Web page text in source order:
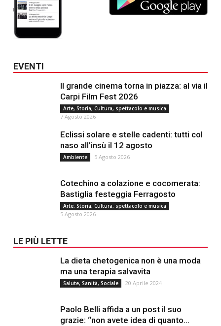
EVENTI
Il grande cinema torna in piazza: al via il
Carpi Film Fest 2026
Arte, Storia, Cultura, spettacolo e musica
7 Agosto 2026
Eclissi solare e stelle cadenti: tutti col
naso all’insù il 12 agosto
Ambiente 5 Agosto 2026
Cotechino a colazione e cocomerata:
Bastiglia festeggia Ferragosto
Arte, Storia, Cultura, spettacolo e musica
5 Agosto 2026
LE PIÙ LETTE
La dieta chetogenica non è una moda
ma una terapia salvavita
Salute, Sanità, Sociale 20 Aprile 2024
Paolo Belli affida a un post il suo
grazie: “non avete idea di quanto...